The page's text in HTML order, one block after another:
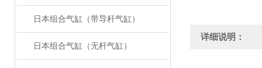
日本组合气缸（带导杆气缸）
日本组合气缸（无杆气缸）
详细说明：